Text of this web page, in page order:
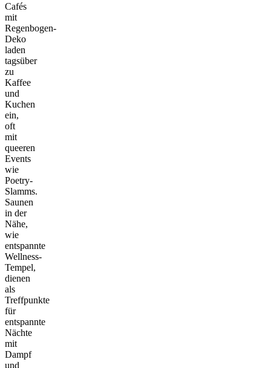
Cafés
mit
Regenbogen-
Deko
laden
tagsüber
zu
Kaffee
und
Kuchen
ein,
oft
mit
queeren
Events
wie
Poetry-
Slamms.
Saunen
in der
Nähe,
wie
entspannte
Wellness-
Tempel,
dienen
als
Treffpunkte
für
entspannte
Nächte
mit
Dampf
und